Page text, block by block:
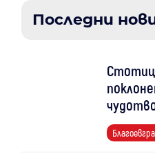
Последни